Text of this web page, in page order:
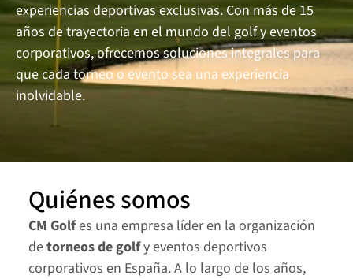
experiencias deportivas exclusivas. Con más de 15
años de trayectoria en el mundo del golf y eventos
corporativos, ofrecemos soluciones integrales para
que cada torneo o evento sea una experiencia
inolvidable.
Portfolio
Circuito Heineken
Quiénes somos
CM Golf es una empresa líder en la organización
de torneos de golf y eventos deportivos
corporativos en España. A lo largo de los años,